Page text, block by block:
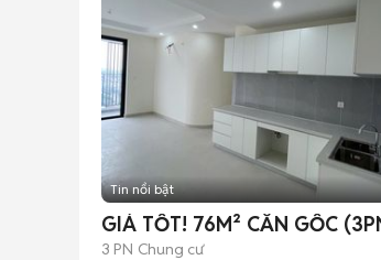
Tin nổi bật
GIÁ TỐT! 76M² CĂN GỐC
3 PN Chung cư